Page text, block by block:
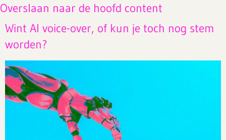
Overslaan naar de hoofd content
Wint AI voice-over, of kun je toch nog stem
worden?